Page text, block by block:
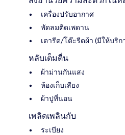
เครื่องปรับอากาศ
พัดลมติดเพดาน
เตารีด/โต๊ะรีดผ้า (มีให้บริ
หลับเต็มตื่น
ผ้าม่านกันแสง
ห้องเก็บเสียง
ผ้าปูที่นอน
เพลิดเพลินกับ
ระเบียง